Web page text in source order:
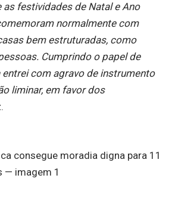
as festividades de Natal e Ano
normalmente com
bem estruturadas, como
Cumprindo o papel de
entrei com agravo de instrumento
liminar, em favor dos